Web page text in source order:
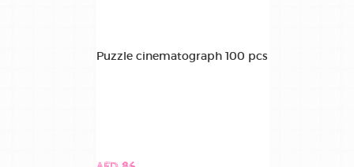
Puzzle cinematograph 100 pcs